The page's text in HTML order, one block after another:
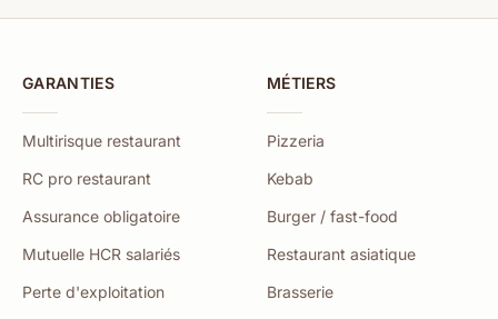
GARANTIES
Multirisque restaurant
RC pro restaurant
Assurance obligatoire
Mutuelle HCR salariés
Perte d'exploitation
MÉTIERS
Pizzeria
Kebab
Burger / fast-food
Restaurant asiatique
Brasserie